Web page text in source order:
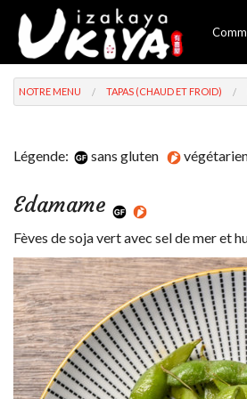
NOTRE MENU TAPAS (CHAUD ET FROID)
Légende: sans gluten
Edamame
Fèves de soja vert avec sel de mer et